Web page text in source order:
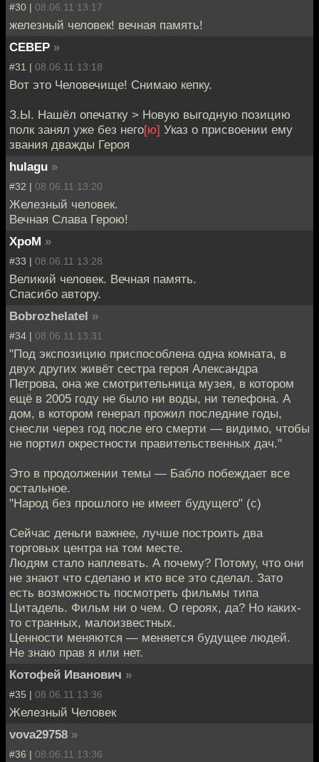
#30 | 08.06.11 13:17
железный человек! вечная память!
CEBEP »
#31 | 08.06.11 13:18
Вот это Человечище! Снимаю кепку.
З.Ы. Нашёл опечатку > Новую выгодную позицию
полк занял уже без него[ю] Указ о присвоении ему
звания дважды Героя
hulagu »
#32 | 08.06.11 13:20
Железный человек.
Вечная Слава Герою!
XpoM »
#33 | 08.06.11 13:28
Великий человек. Вечная память.
Спасибо автору.
Bobrozhelatel »
#34 | 08.06.11 13:31
"Под экспозицию приспособлена одна комната, в
двух других живёт сестра героя Александра
Петрова, она же смотрительница музея, в котором
ещё в 2005 году не было ни воды, ни телефона. А
дом, в котором генерал прожил последние годы,
снесли через год после его смерти — видимо, чтобы
не портил окрестности правительственных дач."
Это в продолжении темы — Бабло побеждает все
остальное.
"Народ без прошлого не имеет будущего" (c)
Сейчас деньги важнее, лучше построить два
торговых центра на том месте.
Людям стало наплевать. А почему? Потому, что они
не знают что сделано и кто все это сделал. Зато
есть возможность посмотреть фильмы типа
Цитадель. Фильм ни о чем. О героях, да? Но каких-
то странных, малоизвестных.
Ценности меняются — меняется будущее людей.
Не знаю прав я или нет.
Котофей Иванович »
#35 | 08.06.11 13:36
Железный Человек
vova29758 »
#36 | 08.06.11 13:36